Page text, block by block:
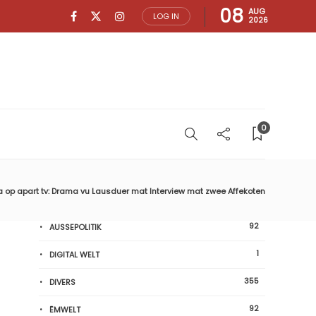
LOG IN 08 AUG
2026
0
op apart tv: Drama vu Lausduer mat Interview mat zwee Affekoten
AUSSEPOLITIK 92
DIGITAL WELT 1
DIVERS 355
ËMWELT 92